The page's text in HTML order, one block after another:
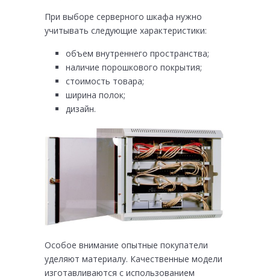
При выборе серверного шкафа нужно
учитывать следующие характеристики:
объем внутреннего пространства;
наличие порошкового покрытия;
стоимость товара;
ширина полок;
дизайн.
Особое внимание опытные покупатели
уделяют материалу. Качественные модели
изготавливаются с использованием